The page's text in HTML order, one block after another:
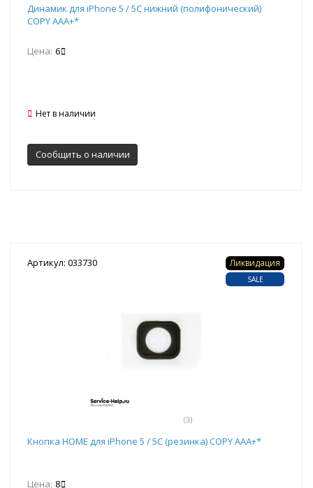
Динамик для iPhone 5 / 5С нижний (полифонический)
COPY AAA+*
Цена: 6
Нет в наличии
Сообщить о наличии
Артикул: 033730
(3)
Ликвидация
SALE
Кнопка HOME для iPhone 5 / 5С (резинка) COPY AAA+*
Цена: 8